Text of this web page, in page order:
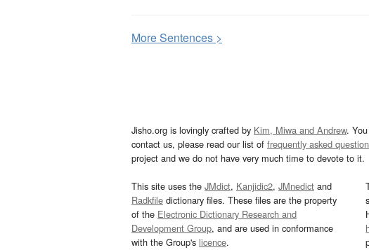
MoreSentences >
Jisho.org is lovingly crafted by Kim, Miwa and Andrew.
contact us, please read our list of frequently asked
project and we do not have very much time to devote to it.
This site uses the JMdict, Kanjidic2, JMnedict and
Radkfile dictionary files. These files are the property
of the Electronic Dictionary Research and
Development Group, and are used in conformance
with the Group's licence.